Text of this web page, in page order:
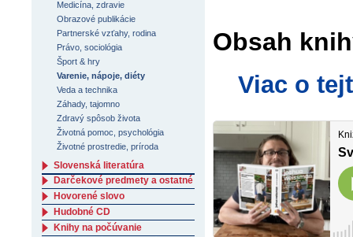
Obsah
Viac o
Medicína, zdravie
Obrazové publikácie
Partnerské vzťahy, rodina
Právo, sociológia
Šport & hry
Varenie, nápoje, diéty
Veda a technika
Záhady, tajomno
Zdravý spôsob života
Životná pomoc, psychológia
Životné prostredie, príroda
Slovenská literatúra
Darčekové predmety a ostatné
Hovorené slovo
Hudobné CD
Knihy na počúvanie